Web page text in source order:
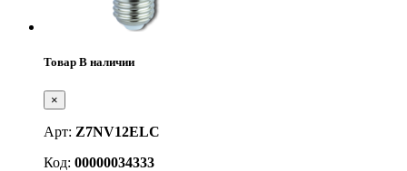
Товар В наличии
×
Арт: Z7NV12ELC
Код: 00000034333